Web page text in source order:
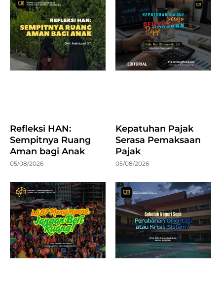
Refleksi HAN:
Sempitnya Ruang
Aman bagi Anak
05/08/2026
Kepatuhan Pajak
Serasa Pemaksaan
Pajak
05/08/2026